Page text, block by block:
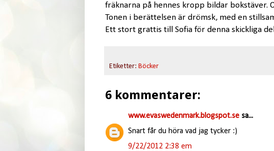
fräknarna på hennes kropp bildar bokstäver.
Tonen i berättelsen är drömsk, med en
Ett stort grattis till Sofia för denna skickliga
Etiketter: Böcker
6 kommentarer:
www.evaswedenmark.blogspot.sesa...
Snart får du höra vad jag tycker :)
9/22/2012 2:38 em